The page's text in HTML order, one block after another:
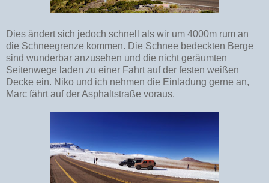
Dies ändert sich jedoch schnell als wir um 4000m rum an
die Schneegrenze kommen. Die Schnee bedeckten Berge
sind wunderbar anzusehen und die nicht geräumten
Seitenwege laden zu einer Fahrt auf der festen weißen
Decke ein. Niko und ich nehmen die Einladung gerne an,
Marc fährt auf der Asphaltstraße voraus.